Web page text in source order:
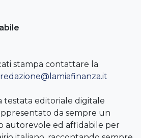
stampa contattare la
redazione@lamiafinanza.it
testata editoriale digitale
da sempre un
autorevole ed affidabile per